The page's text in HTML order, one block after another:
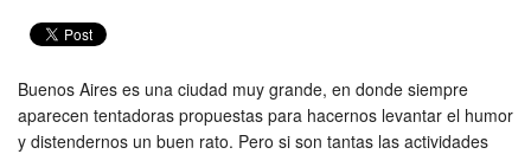
Buenos Aires es una ciudad muy grande, en donde siempre
aparecen tentadoras propuestas para hacernos levantar el humor
y distendernos un buen rato. Pero si son tantas las actividades